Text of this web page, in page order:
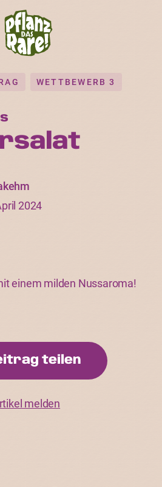
WETTBEWERB 3
2024
einem milden Nussaroma!
teilen
melden